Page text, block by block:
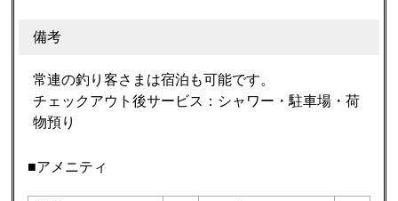
備考
常連の釣り客さまは宿泊も可能です。
チェックアウト後サービス：シャワー・駐車場・荷
物預り
■アメニティ